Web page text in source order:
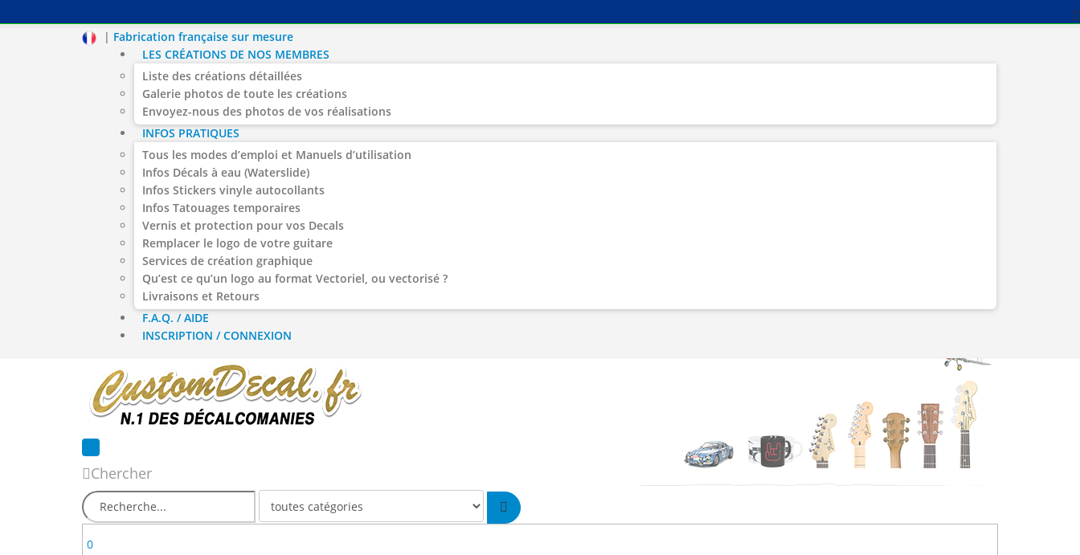
| Fabrication française sur mesure
LES CRÉATIONS DE NOS MEMBRES
Liste des créations détaillées
Galerie photos de toute les créations
Envoyez-nous des photos de vos réalisations
INFOS PRATIQUES
Tous les modes d’emploi et Manuels d’utilisation
Infos Décals à eau (Waterslide)
Infos Stickers vinyle autocollants
Infos Tatouages temporaires
Vernis et protection pour vos Decals
Remplacer le logo de votre guitare
Services de création graphique
Qu’est ce qu’un logo au format Vectoriel, ou vectorisé ?
Livraisons et Retours
F.A.Q. / AIDE
INSCRIPTION / CONNEXION
Chercher
0